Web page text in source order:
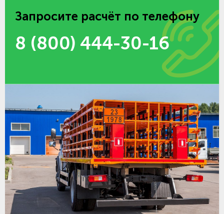
Запросите расчёт по телефону
8 (800) 444-30-16